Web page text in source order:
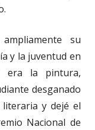
su
y la juventud en
era la pintura,
desganado
literaria y dejé el
Nacional de